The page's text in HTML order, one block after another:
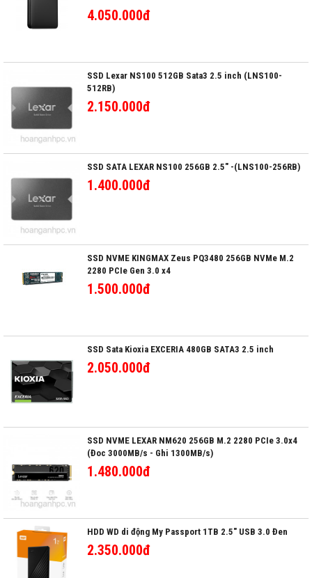
4.050.000đ
SSD Lexar NS100 512GB Sata3 2.5 inch (LNS100-
512RB)
2.150.000đ
SSD SATA LEXAR NS100 256GB 2.5" -(LNS100-256RB)
1.400.000đ
SSD NVME KINGMAX Zeus PQ3480 256GB NVMe M.2
2280 PCIe Gen 3.0 x4
1.500.000đ
SSD Sata Kioxia EXCERIA 480GB SATA3 2.5 inch
2.050.000đ
SSD NVME LEXAR NM620 256GB M.2 2280 PCIe 3.0x4
(Đoc 3000MB/s - Ghi 1300MB/s)
1.480.000đ
HDD WD di động My Passport 1TB 2.5" USB 3.0 Đen
2.350.000đ